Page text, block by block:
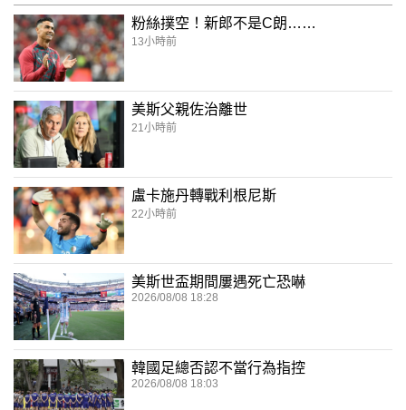
粉絲撲空！新郎不是C朗……
13小時前
美斯父親佐治離世
21小時前
盧卡施丹轉戰利根尼斯
22小時前
美斯世盃期間屢遇死亡恐嚇
2026/08/08 18:28
韓國足總否認不當行為指控
2026/08/08 18:03